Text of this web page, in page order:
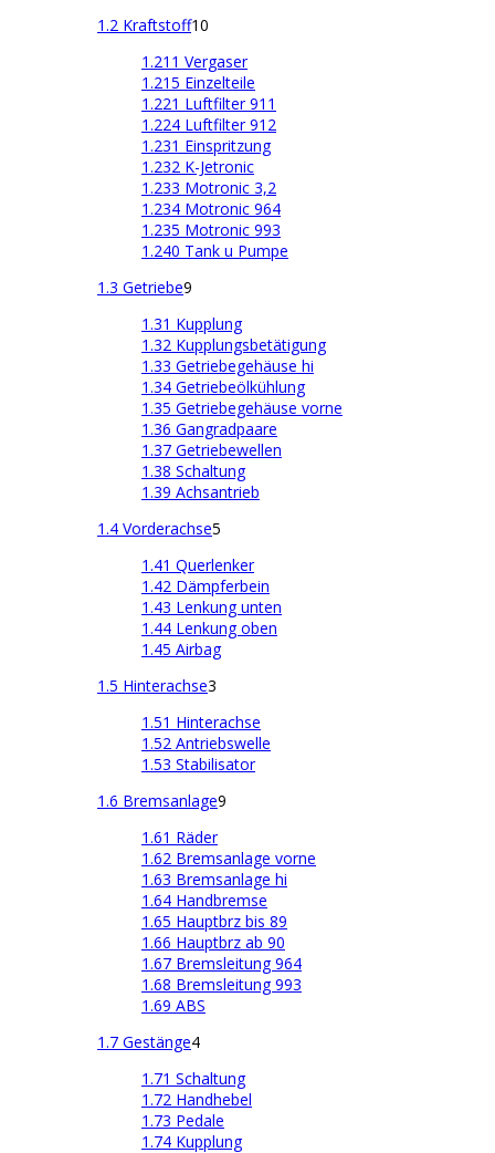
1.2 Kraftstoff10
1.211 Vergaser
1.215 Einzelteile
1.221 Luftfilter 911
1.224 Luftfilter 912
1.231 Einspritzung
1.232 K-Jetronic
1.233 Motronic 3,2
1.234 Motronic 964
1.235 Motronic 993
1.240 Tank u Pumpe
1.3 Getriebe9
1.31 Kupplung
1.32 Kupplungsbetätigung
1.33 Getriebegehäuse hi
1.34 Getriebeölkühlung
1.35 Getriebegehäuse vorne
1.36 Gangradpaare
1.37 Getriebewellen
1.38 Schaltung
1.39 Achsantrieb
1.4 Vorderachse5
1.41 Querlenker
1.42 Dämpferbein
1.43 Lenkung unten
1.44 Lenkung oben
1.45 Airbag
1.5 Hinterachse3
1.51 Hinterachse
1.52 Antriebswelle
1.53 Stabilisator
1.6 Bremsanlage9
1.61 Räder
1.62 Bremsanlage vorne
1.63 Bremsanlage hi
1.64 Handbremse
1.65 Hauptbrz bis 89
1.66 Hauptbrz ab 90
1.67 Bremsleitung 964
1.68 Bremsleitung 993
1.69 ABS
1.7 Gestänge4
1.71 Schaltung
1.72 Handhebel
1.73 Pedale
1.74 Kupplung